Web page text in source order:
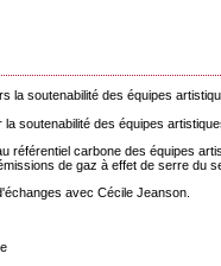
la soutenabilité des équipes
soutenabilité des équipes
référentiel carbone des équipes
de gaz à effet de serre du
avec Cécile Jeanson.